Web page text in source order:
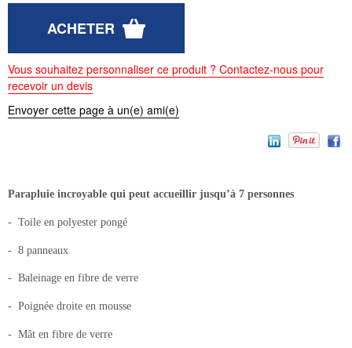
Vous souhaitez personnaliser ce produit ? Contactez-nous pour
recevoir un devis
Envoyer cette page à un(e) ami(e)
Parapluie incroyable qui peut accueillir jusqu’à 7 personnes
- Toile en polyester pongé
- 8 panneaux
- Baleinage en fibre de verre
- Poignée droite en mousse
- Mât en fibre de verre